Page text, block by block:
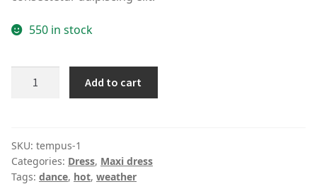
550 in stock
estampado
tropical
quantity
Add to cart
SKU: tempus-1
Categories: Dress, Maxi dress
Tags: dance, hot, weather